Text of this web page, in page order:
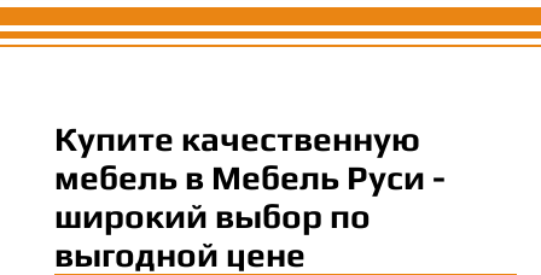
Купите качественную
мебель в Мебель Руси -
широкий выбор по
выгодной цене